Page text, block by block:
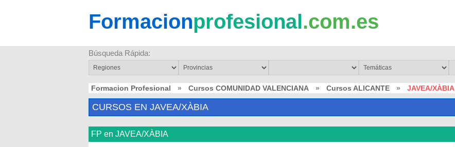
Formacionprofesional.com.es
Búsqueda Rápida:
Formacion Profesional » Cursos COMUNIDAD VALENCIANA » Cursos ALICANTE » JAVEA/XÀBIA
CURSOS EN JAVEA/XÀBIA
FP en JAVEA/XÀBIA